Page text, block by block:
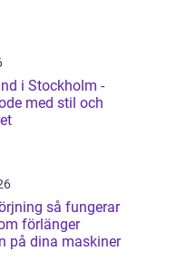
i Stockholm -
med stil och
fungerar
förlänger
på dina maskiner